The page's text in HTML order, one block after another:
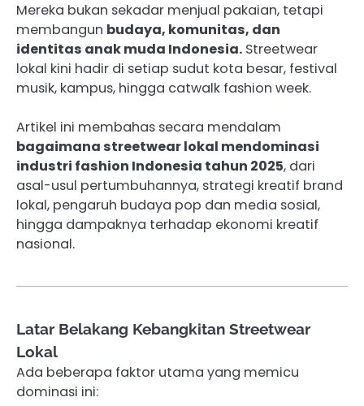
Mereka bukan sekadar menjual pakaian, tetapi
membangun budaya, komunitas, dan
identitas anak muda Indonesia. Streetwear
lokal kini hadir di setiap sudut kota besar, festival
musik, kampus, hingga catwalk fashion week.
Artikel ini membahas secara mendalam
bagaimana streetwear lokal mendominasi
industri fashion Indonesia tahun 2025, dari
asal-usul pertumbuhannya, strategi kreatif brand
lokal, pengaruh budaya pop dan media sosial,
hingga dampaknya terhadap ekonomi kreatif
nasional.
Latar Belakang Kebangkitan Streetwear
Lokal
Ada beberapa faktor utama yang memicu
dominasi ini: